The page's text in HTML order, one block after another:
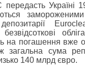
Україні
депозитарії
на погашення вже
загальна сума
140 млрд євро.